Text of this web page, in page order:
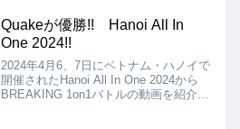
した!!
Quakeが優勝!! Hanoi All In
One 2024!!
2024年4月6、7日にベトナム・ハノイで
開催されたHanoi All In One 2024から
BREAKING 1on1バトルの動画を紹介し